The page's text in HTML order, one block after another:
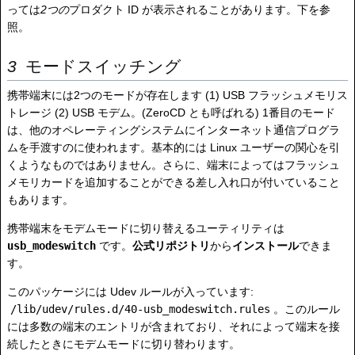
っては2つのプロダクト ID が表示されることがあります。下を参
照。
モードスイッチング
携帯端末には2つのモードが存在します (1) USB フラッシュメモリス
トレージ (2) USB モデム。(ZeroCD とも呼ばれる) 1番目のモード
は、他のオペレーティングシステムにインターネット通信プログラ
ムを手渡すのに使われます。基本的には Linux ユーザーの関心を引
くようなものではありません。さらに、端末によってはフラッシュ
メモリカードを追加することができる差し入れ口が付いていること
もあります。
携帯端末をモデムモードに切り替えるユーティリティは
usb_modeswitch です。 公式リポジトリからインストールできま
す。
このパッケージには Udev ルールが入っています:
/lib/udev/rules.d/40-usb_modeswitch.rules 。このルール
には多数の端末のエントリが含まれており、それによって端末を接
続したときにモデムモードに切り替わります。